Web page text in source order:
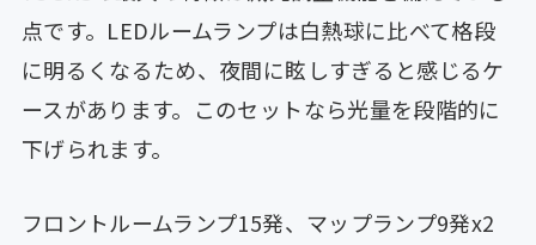
点です。LEDルームランプは白熱球に比べて格段
に明るくなるため、夜間に眩しすぎると感じるケ
ースがあります。このセットなら光量を段階的に
下げられます。
フロントルームランプ15発、マップランプ9発x2